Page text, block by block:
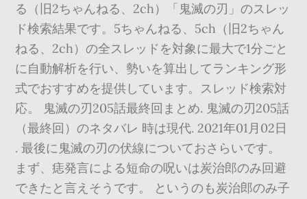
る（旧2ちゃんねる、2ch）「鬼滅の刃」のスレッ
ド検索結果です。5ちゃんねる、5ch（旧2ちゃん
ねる、2ch）の全スレッドを対象に最大で1分ごと
に自動解析を行い、勢いを算出してランキング形
式でおすすめを提供しています。スレッド検索対
応。 鬼滅の刃205話最終回まとめ. 鬼滅の刃205話
（最終回）のネタバレ 時は現代. 2021年01月02日
. 最後に鬼滅の刃の伏線についておさらいです。
まず、痣発言による短命の呪いは炭治郎のみ回避
できたと言えそうです。 というのも炭治郎のみ子